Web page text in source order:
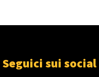
Seguici sui social